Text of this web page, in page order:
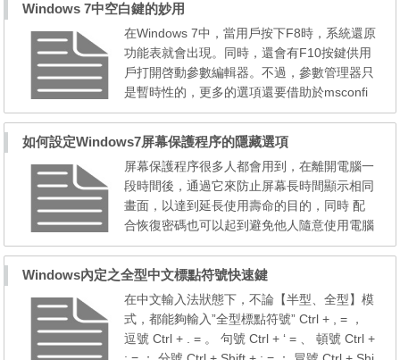
Windows Server 2008提供了一個增強的IPSe
c執行，這簡化了配置和降低了管理費用。
NTFS： ...
Windows 7中空白鍵的妙用
在Windows 7中，當用戶按下F8時，系統還原
功能表就會出現。同時，還會有F10按鍵供用
戶打開啓動參數編輯器。不過，參數管理器只
是暫時性的，更多的選項還要借助於msconfi
g。 這種方法也可以用在Vista或Server 2008
的安裝光碟上。就在系統提示“按任意鍵從CD/
DVD啓動”時，輕按2、3下空白鍵，此時，Wi
ndows啓動管理器將再次出現，同時，列表中
也會出現Windows安裝選項。 與Windows XP
相比，Vista在啓動選項...
如何設定Windows7屏幕保護程序的隱藏選項
屏幕保護程序很多人都會用到，在離開電腦一
段時間後，通過它來防止屏幕長時間顯示相同
畫面，以達到延長使用壽命的目的，同時 配
合恢復密碼也可以起到避免他人隨意使用電腦
的目的。微軟也是贊成這一做法的，因此在各
序，方便用戶使用。 或許有些人和小編一
樣，喜歡自己做些設定調整，即使屏保也不例
外。不過在Vista和最新的Windows 7裏，部分
自帶屏保程序沒有 可...
Windows內定之全型中文標點符號快速鍵
在中文輸入法狀態下，不論【半型、全型】模
式，都能夠輸入”全型標點符號” Ctrl + , = ，
逗號 Ctrl + . = 。 句號 Ctrl + ‘ = 、 頓號 Ctrl +